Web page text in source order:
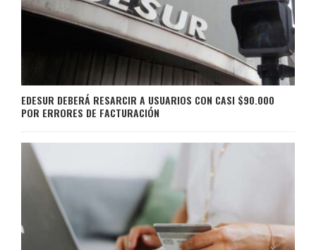
EDESUR DEBERÁ RESARCIR A USUARIOS CON CASI $90.000
POR ERRORES DE FACTURACIÓN